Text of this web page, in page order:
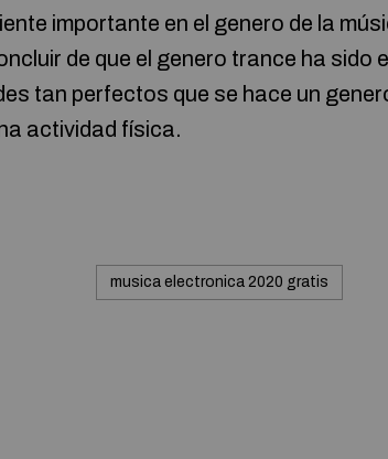
importante en el genero de la
de que el genero trance ha sido
tan perfectos que se hace un
actividad física.
musica electronica 2020 gratis